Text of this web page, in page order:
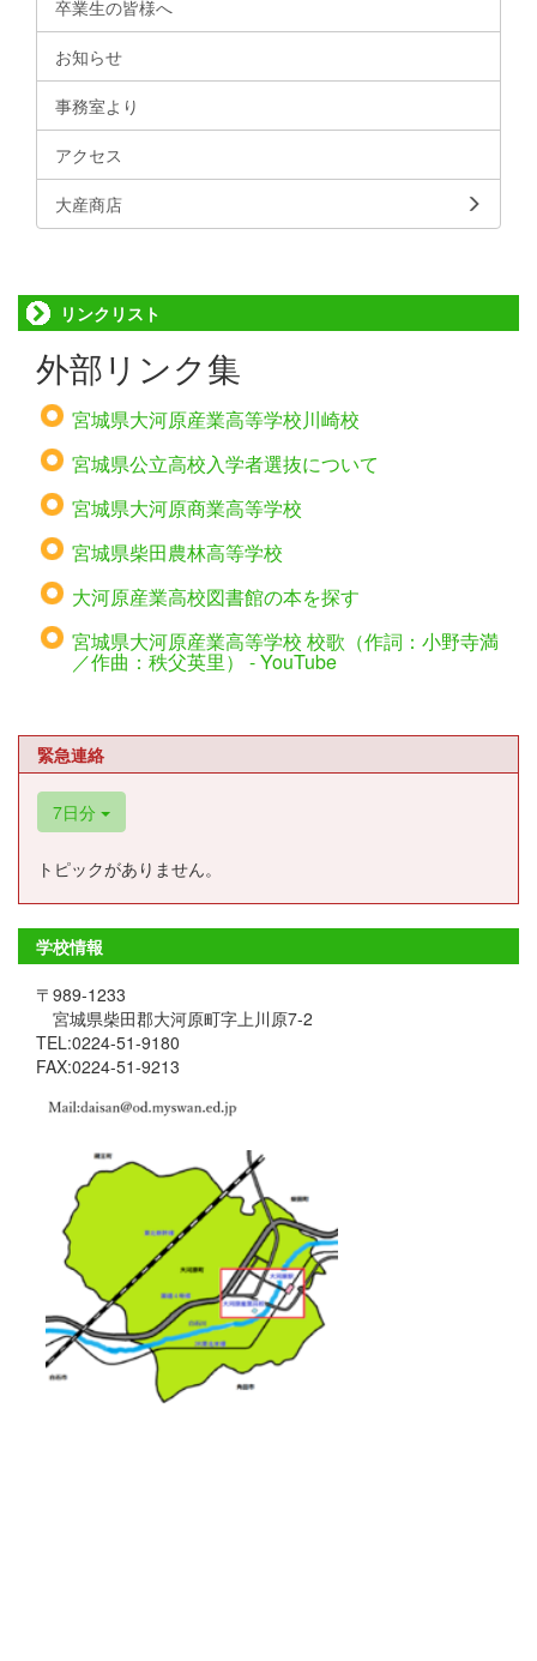
卒業生の皆様へ
お知らせ
事務室より
アクセス
大産商店
リンクリスト
外部リンク集
宮城県大河原産業高等学校川崎校
宮城県公立高校入学者選抜について
宮城県大河原商業高等学校
宮城県柴田農林高等学校
大河原産業高校図書館の本を探す
宮城県大河原産業高等学校 校歌（作詞：小野寺満
／作曲：秩父英里） - YouTube
緊急連絡
7日分
トピックがありません。
学校情報
〒989-1233
宮城県柴田郡大河原町字上川原7-2
TEL:0224-51-9180
FAX:0224-51-9213